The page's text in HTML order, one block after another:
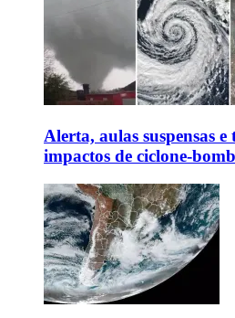
Alerta, aulas suspensas
impactos de ciclone-